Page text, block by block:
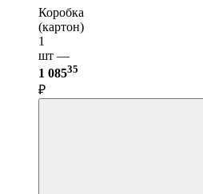
Коробка
(картон)
1
шт —
1 08535
₽